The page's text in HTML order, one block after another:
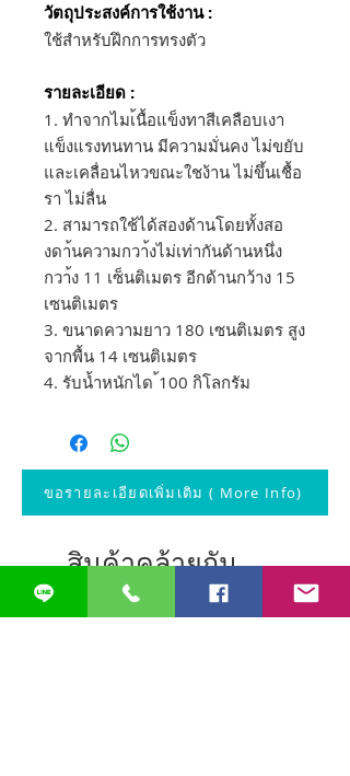
วัตถุประสงค์การใช้งาน :
ใช้สำหรับฝึกการทรงตัว
รายละเอียด :
1. ทำจากไมเ้นื้อแข็งทาสีเคลือบเงา
แข็งแรงทนทาน มีความมั่นคง ไม่ขยับ
และเคลื่อนไหวขณะใชง้าน ไม่ขึ้นเชื้อ
รา ไม่ลื่น
2. สามารถใช้ได้สองด้านโดยทั้งสอ
งดา้นความกวา้งไม่เท่ากันด้านหนึ่ง
กวา้ง 11 เซ็นติเมตร อีกด้านกว้าง 15
เซนติเมตร
3. ขนาดความยาว 180 เซนติเมตร สูง
จากพื้น 14 เซนติเมตร
4. รับน้ำหนักได ้100 กิโลกรัม
ขอรายละเอียดเพิ่มเติม ( More Info)
สินค้าคล้ายกัน